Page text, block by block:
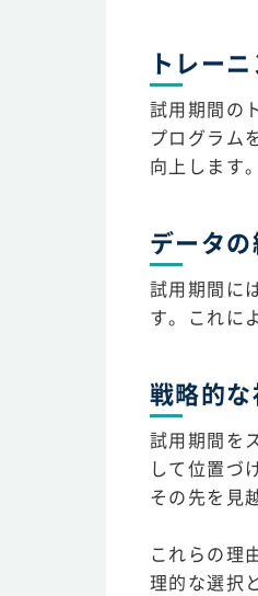
トレー
試用期間の
プログラム
向上します。
データ
試用期間に
す。これに
戦略的な
試用期間を
して位置づ
その先を見
これらの理
理的な選択